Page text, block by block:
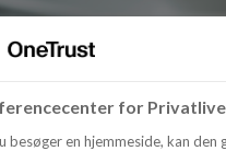
for
besøger en hjemmeside, kan